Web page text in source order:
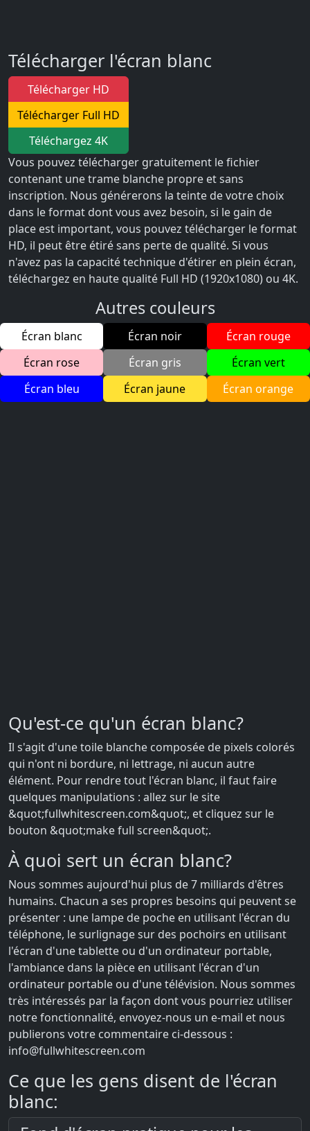
Télécharger l'écran blanc
Télécharger HD
Télécharger Full HD
Téléchargez 4K
Vous pouvez télécharger gratuitement le fichier
contenant une trame blanche propre et sans
inscription. Nous générerons la teinte de votre choix
dans le format dont vous avez besoin, si le gain de
place est important, vous pouvez télécharger le format
HD, il peut être étiré sans perte de qualité. Si vous
n'avez pas la capacité technique d'étirer en plein écran,
téléchargez en haute qualité Full HD (1920x1080) ou 4K.
Autres couleurs
Écran blanc Écran noir
Écran rouge
Écran rose
Écran gris
Écran vert
Écran bleu
Écran jaune Écran orange
Qu'est-ce qu'un écran blanc?
Il s'agit d'une toile blanche composée de pixels colorés
qui n'ont ni bordure, ni lettrage, ni aucun autre
élément. Pour rendre tout l'écran blanc, il faut faire
quelques manipulations : allez sur le site
&quot;fullwhitescreen.com&quot;, et cliquez sur le
bouton &quot;make full screen&quot;.
À quoi sert un écran blanc?
Nous sommes aujourd'hui plus de 7 milliards d'êtres
humains. Chacun a ses propres besoins qui peuvent se
présenter : une lampe de poche en utilisant l'écran du
téléphone, le surlignage sur des pochoirs en utilisant
l'écran d'une tablette ou d'un ordinateur portable,
l'ambiance dans la pièce en utilisant l'écran d'un
ordinateur portable ou d'une télévision. Nous sommes
très intéressés par la façon dont vous pourriez utiliser
notre fonctionnalité, envoyez-nous un e-mail et nous
publierons votre commentaire ci-dessous :
info@fullwhitescreen.com
Ce que les gens disent de l'écran
blanc: